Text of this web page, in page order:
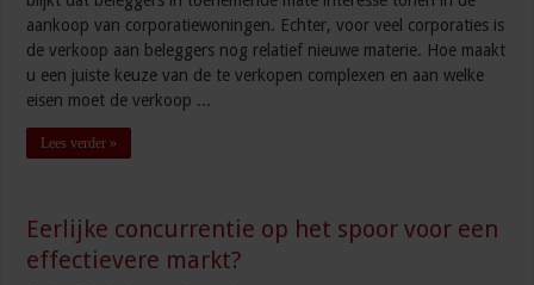
aankoop van corporatiewoningen. Echter, voor veel corporaties is
de verkoop aan beleggers nog relatief nieuwe materie. Hoe maakt
u een juiste keuze van de te verkopen complexen en aan welke
eisen moet de verkoop ...
Lees verder »
Eerlijke concurrentie op het spoor voor een
effectievere markt?